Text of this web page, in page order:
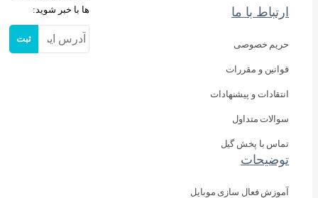
ارتباط با ما
حریم خصوصی
قوانین و مقررات
انتقادات و پیشنهادات
سوالات متداول
تماس با پخش گیل
توضیحات
آموزش فعال سازی موبایل
ها با خبر شوید:
ثبت